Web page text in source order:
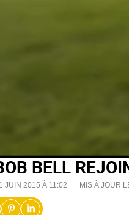
BELL
JUIN 2015 À 11:02 MIS À JOUR